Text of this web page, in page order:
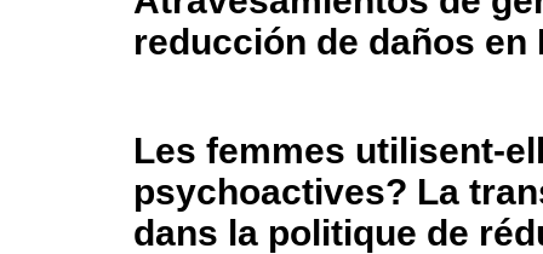
reducción de daños en
Les femmes utilisent-
psychoactives? La
dans la politique de